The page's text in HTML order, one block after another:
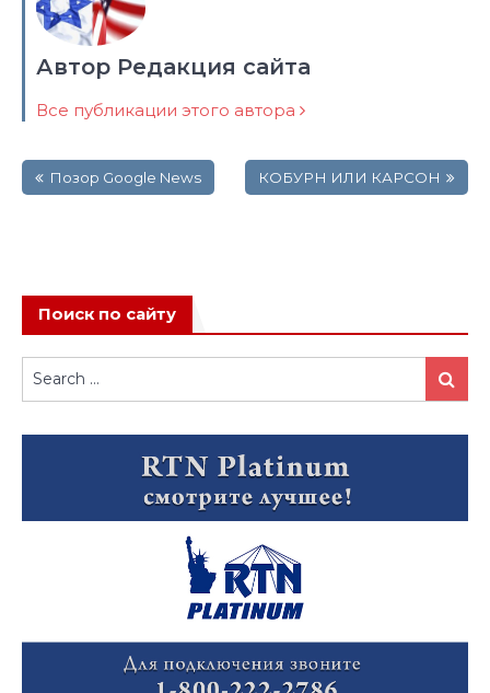
Автор Редакция сайта
Все публикации этого автора
по Позор Google News КОБУРН ИЛИ КАРСОН
Поиск по сайту
Search
for:
Search